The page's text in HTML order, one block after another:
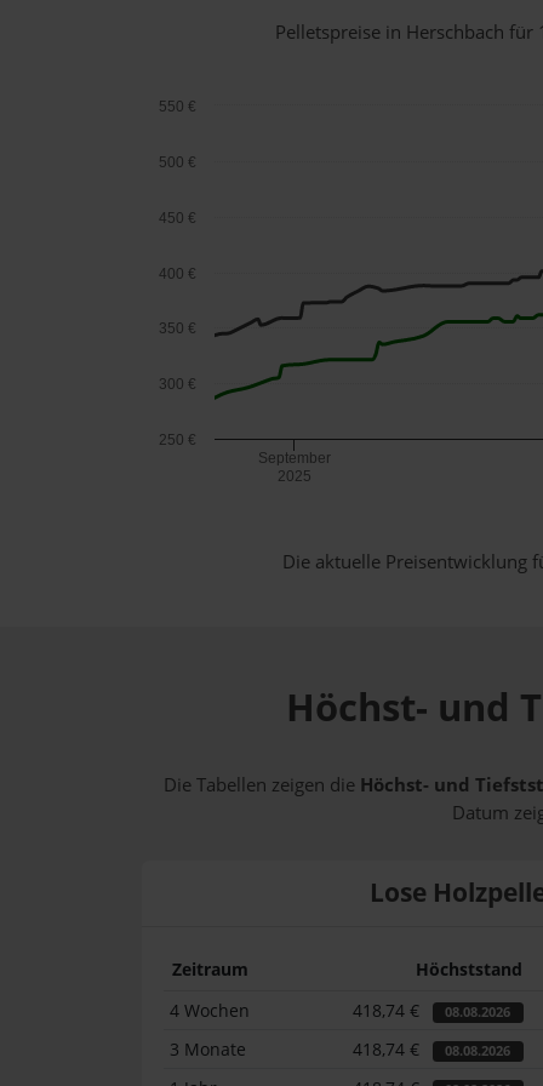
Pelletspreise in Herschbach für
September
2025
250 €
300 €
350 €
400 €
450 €
500 €
550 €
Die aktuelle Preisentwicklung
Höchst- und
Die Tabellen zeigen die Höchst- und
Datum
Lose
Zeitraum Höchststand
4 Wochen
418,74 € 08.08.2026
3 Monate 418,74 € 08.08.2026